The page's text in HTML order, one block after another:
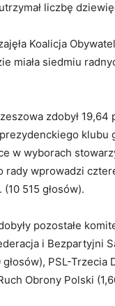
liczbę
Koalicja
miała siedmiu
zdobył 19,64
klubu
w wyborach
rady wprowadzi
515 głosów).
pozostałe
i Bezpartyjni
głosów), PSL-Trzecia
Obrony Polski